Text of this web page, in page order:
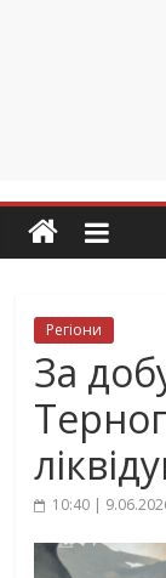
Регіони
За
10:40 |